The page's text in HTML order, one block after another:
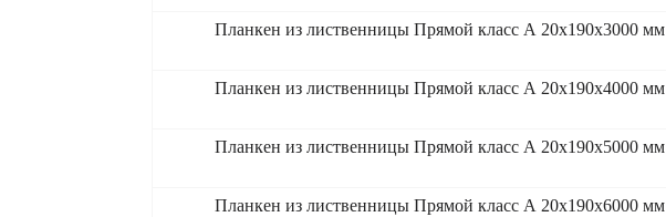
Планкен из лиственницы Прямой класс А 20x190x3000 мм
Планкен из лиственницы Прямой класс А 20x190x4000 мм
Планкен из лиственницы Прямой класс А 20x190x5000 мм
Планкен из лиственницы Прямой класс А 20x190x6000 мм